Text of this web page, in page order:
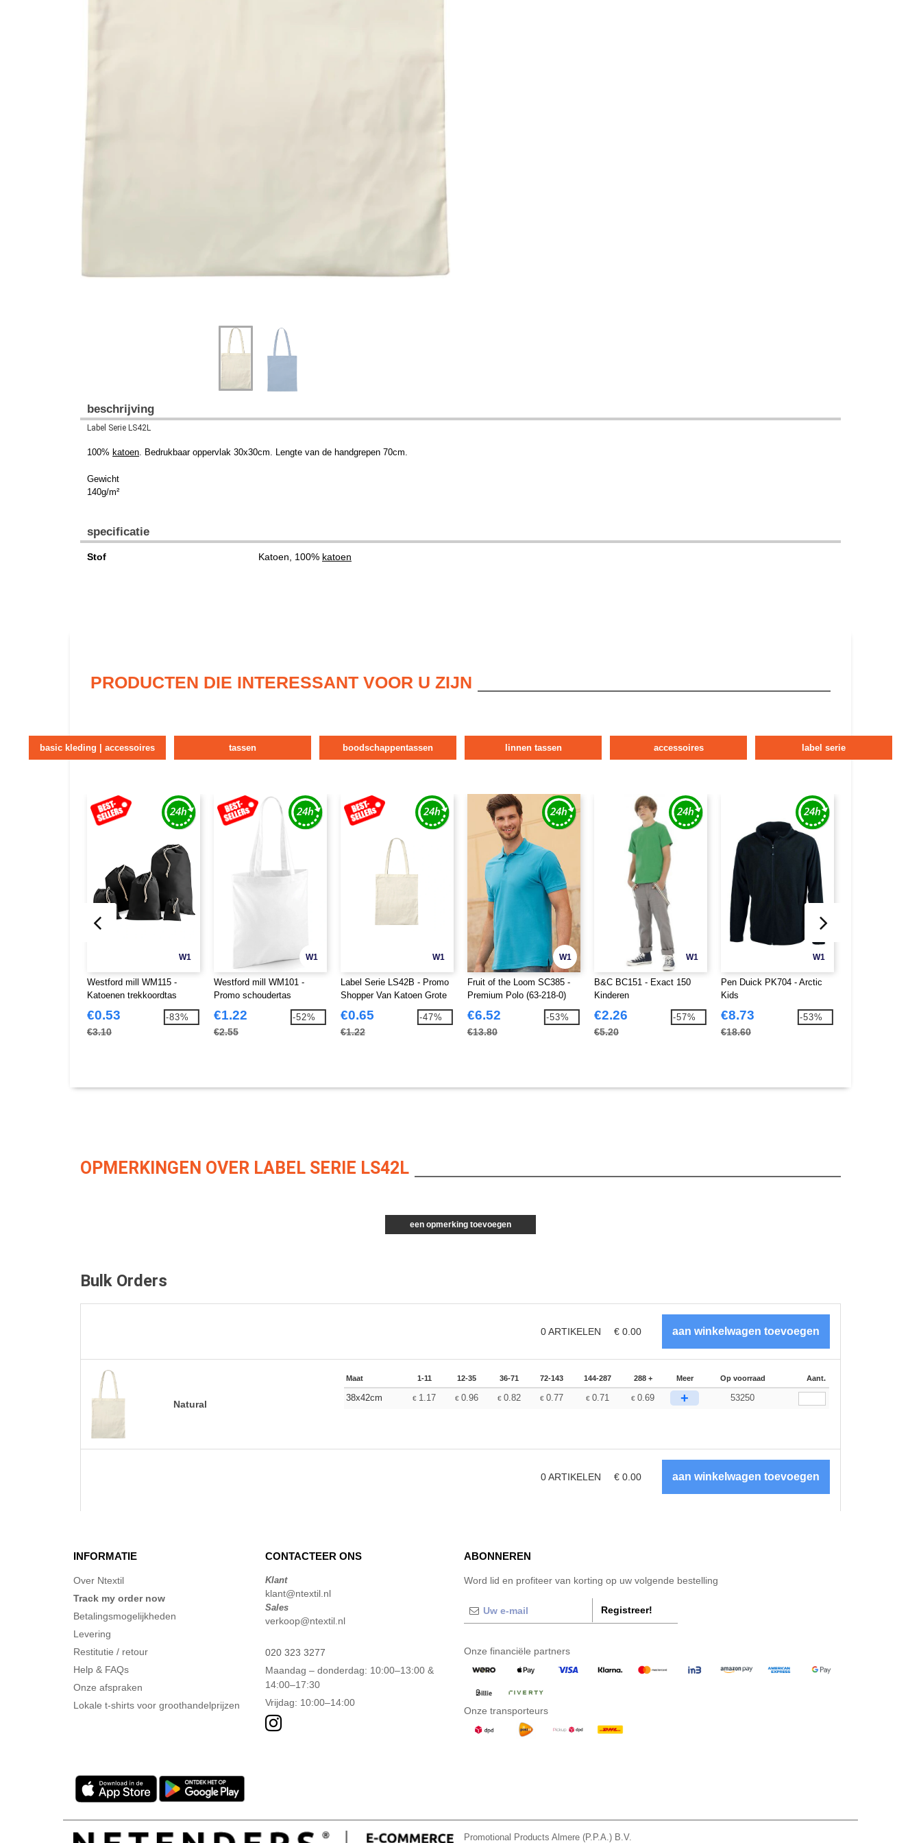
beschrijving
Label Serie LS42L
100% katoen. Bedrukbaar oppervlak 30x30cm. Lengte van de handgrepen 70cm.
Gewicht
140g/m²
specificatie
Stof Katoen, 100% katoen
PRODUCTEN DIE INTERESSANT VOOR U ZIJN
basic kleding | accessoires tassen boodschappentassen linnen tassen accessoires label serie
W1
Westford mill WM115 -
Katoenen trekkoordtas
€0.53
€3.10
-83%
W1
Westford mill WM101 -
Promo schoudertas
€1.22
€2.55
-52%
W1
Label Serie LS42B - Promo
Shopper Van Katoen Grote
Handvatten
€0.65
€1.22
-47%
W1
Fruit of the Loom SC385 -
Premium Polo (63-218-0)
€6.52
€13.80
-53%
W1
B&C BC151 - Exact 150
Kinderen
€2.26
€5.20
-57%
W1
Pen Duick PK704 - Arctic
Kids
€8.73
€18.60
-53%
OPMERKINGEN OVER LABEL SERIE LS42L
een opmerking toevoegen
Bulk Orders
0ARTIKELEN € 0.00
Natural
Maat 1-11 12-35 36-71 72-143 144-287 288 + Meer Op voorraad Aant.
38x42cm € 1.17 €0.96 €0.82 €0.77 € 0.71 €0.69 + 53250
0ARTIKELEN € 0.00
INFORMATIE
Over Ntextil
Track my order now
Betalingsmogelijkheden
Levering
Restitutie / retour
Help & FAQs
Onze afspraken
Lokale t-shirts voor groothandelprijzen
CONTACTEER ONS
Klant
klant@ntextil.nl
Sales
verkoop@ntextil.nl
020 323 3277
Maandag – donderdag: 10:00–13:00 &
14:00–17:30
Vrijdag: 10:00–14:00
ABONNEREN
Word lid en profiteer van korting op uw volgende bestelling
Registreer!
Onze financiële partners
Onze transporteurs
Promotional Products Almere (P.P.A.) B.V.